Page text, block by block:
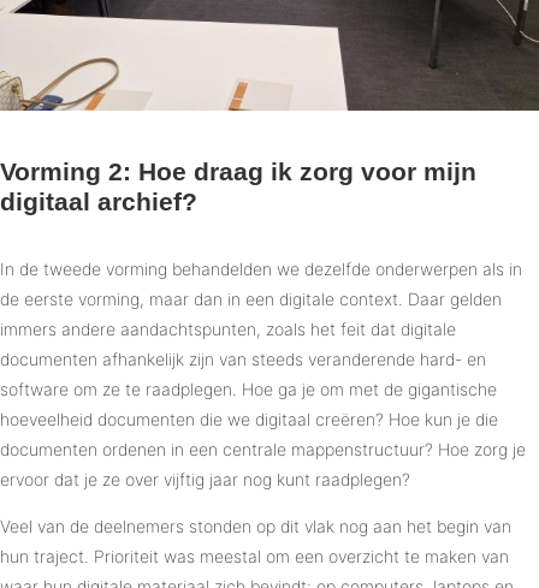
Vorming 2: Hoe draag ik zorg voor mijn
digitaal archief?
In de tweede vorming behandelden we dezelfde onderwerpen als in
de eerste vorming, maar dan in een digitale context. Daar gelden
immers andere aandachtspunten, zoals het feit dat digitale
documenten afhankelijk zijn van steeds veranderende hard- en
software om ze te raadplegen. Hoe ga je om met de gigantische
hoeveelheid documenten die we digitaal creëren? Hoe kun je die
documenten ordenen in een centrale mappenstructuur? Hoe zorg je
ervoor dat je ze over vijftig jaar nog kunt raadplegen?
Veel van de deelnemers stonden op dit vlak nog aan het begin van
hun traject. Prioriteit was meestal om een overzicht te maken van